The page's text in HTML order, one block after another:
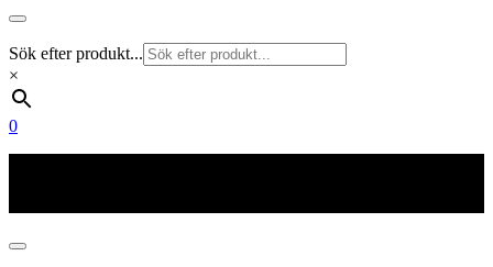
Sök efter produkt...
×
0